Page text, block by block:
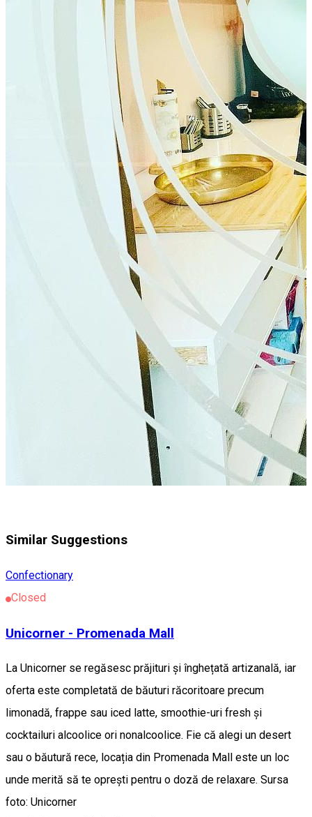
Similar Suggestions
Confectionary
Closed
Unicorner - Promenada Mall
La Unicorner se regăsesc prăjituri și înghețată artizanală, iar
oferta este completată de băuturi răcoritoare precum
limonadă, frappe sau iced latte, smoothie-uri fresh și
cocktailuri alcoolice ori nonalcoolice. Fie că alegi un desert
sau o băutură rece, locația din Promenada Mall este un loc
unde merită să te oprești pentru o doză de relaxare. Sursa
foto: Unicorner